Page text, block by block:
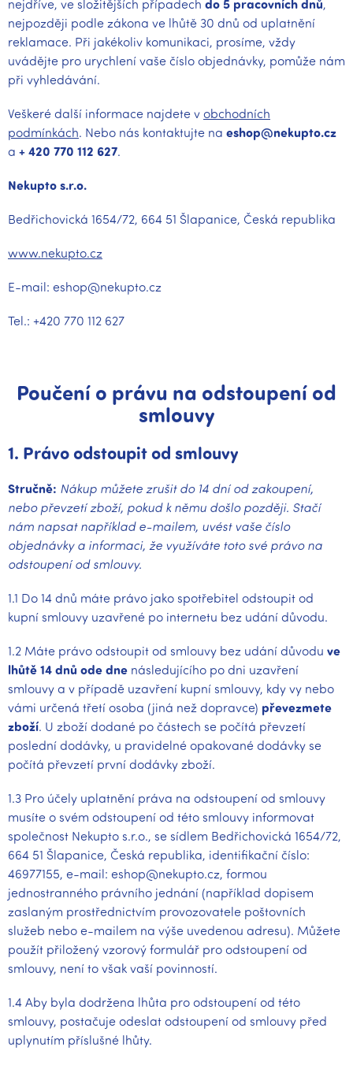
nejdříve, ve složitějších případech do 5 pracovních dnů,
nejpozději podle zákona ve lhůtě 30 dnů od uplatnění
reklamace. Při jakékoliv komunikaci, prosíme, vždy
uvádějte pro urychlení vaše číslo objednávky, pomůže nám
při vyhledávání.
Veškeré další informace najdete vobchodních
podmínkách. Nebo nás kontaktujte na eshop@nekupto.cz
a + 420 770 112 627.
Nekupto s.r.o.
Bedřichovická 1654/72, 664 51 Šlapanice, Česká republika
www.nekupto.cz
E-mail: eshop@nekupto.cz
Tel.: +420 770 112 627
Poučení o právu na odstoupení od
smlouvy
1. Právo odstoupit od smlouvy
Stručně: Nákup můžete zrušit do 14 dní od zakoupení,
nebo převzetí zboží, pokud k němu došlo později. Stačí
nám napsat například e-mailem, uvést vaše číslo
objednávky a informaci, že využíváte toto své právo na
odstoupení od smlouvy.
1.1 Do 14 dnů máte právo jako spotřebitel odstoupit od
kupní smlouvy uzavřené po internetu bez udání důvodu.
1.2 Máte právo odstoupit od smlouvy bez udání důvodu ve
lhůtě 14 dnů ode dne následujícího po dni uzavření
smlouvy a v případě uzavření kupní smlouvy, kdy vy nebo
vámi určená třetí osoba (jiná než dopravce) převezmete
zboží. U zboží dodané po částech se počítá převzetí
poslední dodávky, u pravidelné opakované dodávky se
počítá převzetí první dodávky zboží.
1.3 Pro účely uplatnění práva na odstoupení od smlouvy
musíte o svém odstoupení od této smlouvy informovat
společnost Nekupto s.r.o., se sídlem Bedřichovická 1654/72,
664 51 Šlapanice, Česká republika, identifikační číslo:
46977155, e-mail: eshop@nekupto.cz, formou
jednostranného právního jednání (například dopisem
zaslaným prostřednictvím provozovatele poštovních
služeb nebo e-mailem na výše uvedenou adresu). Můžete
použít přiložený vzorový formulář pro odstoupení od
smlouvy, není to však vaší povinností.
1.4 Aby byla dodržena lhůta pro odstoupení od této
smlouvy, postačuje odeslat odstoupení od smlouvy před
uplynutím příslušné lhůty.